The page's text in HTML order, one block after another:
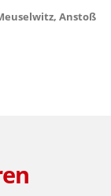
Anstoß